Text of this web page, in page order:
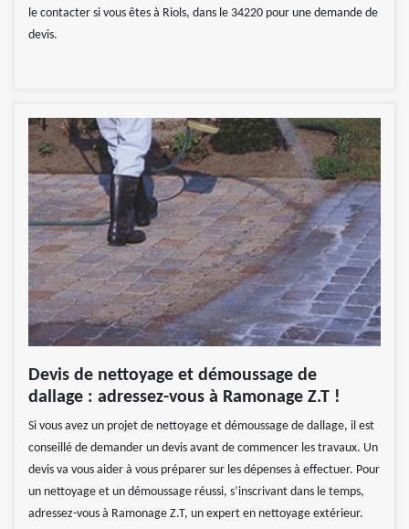
le contacter si vous êtes à Riols, dans le 34220 pour une demande de
devis.
Devis de nettoyage et démoussage de
dallage : adressez-vous à Ramonage Z.T !
Si vous avez un projet de nettoyage et démoussage de dallage, il est
conseillé de demander un devis avant de commencer les travaux. Un
devis va vous aider à vous préparer sur les dépenses à effectuer. Pour
un nettoyage et un démoussage réussi, s’inscrivant dans le temps,
adressez-vous à Ramonage Z.T, un expert en nettoyage extérieur.